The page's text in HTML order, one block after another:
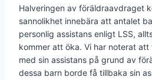
Halveringen av föräldraavdraget
sannolikhet innebära att antalet
personlig assistans enligt LSS,
kommer att öka. Vi har noterat
med sin assistans på grund av
dessa barn borde få tillbaka sin